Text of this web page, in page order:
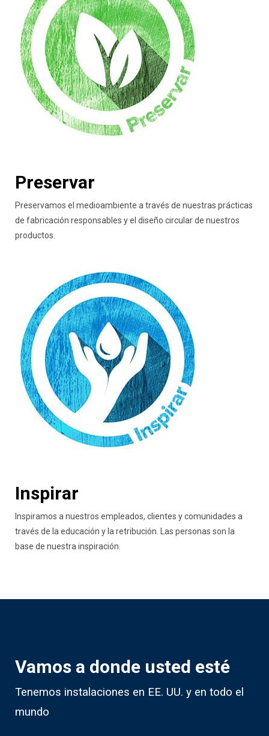
Preservar
Preservamos el medioambiente a través de nuestras prácticas
de fabricación responsables y el diseño circular de nuestros
productos.
Inspirar
Inspiramos a nuestros empleados, clientes y comunidades a
través de la educación y la retribución. Las personas son la
base de nuestra inspiración.
Vamos a donde usted esté
Tenemos instalaciones en EE. UU. y en todo el
mundo